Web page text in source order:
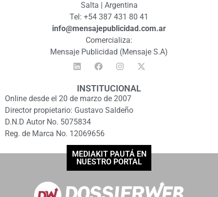
Salta | Argentina
Tel: +54 387 431 80 41
info@mensajepublicidad.com.ar
Comercializa:
Mensaje Publicidad (Mensaje S.A)
INSTITUCIONAL
Online desde el 20 de marzo de 2007
Director propietario: Gustavo Saldeño
D.N.D Autor No. 5075834
Reg. de Marca No. 12069656
MEDIAKIT PAUTÁ EN
NUESTRO PORTAL